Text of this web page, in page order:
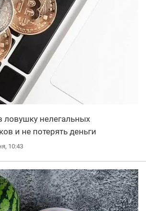
ловушку нелегальных
и не потерять деньги
10:43